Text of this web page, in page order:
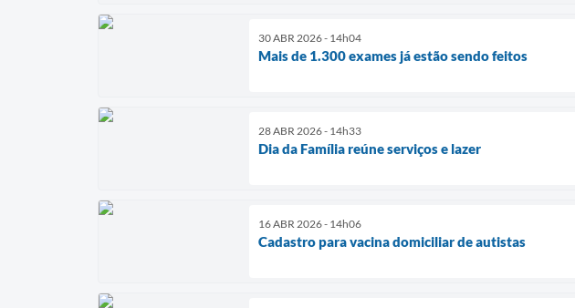
30 ABR 2026 - 14h04
Mais de 1.300 exames já estão sendo feitos
28 ABR 2026 - 14h33
Dia da Família reúne serviços e lazer
16 ABR 2026 - 14h06
Cadastro para vacina domiciliar de autistas